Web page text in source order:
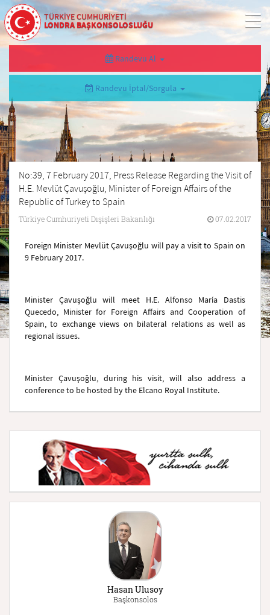
TÜRKİYE CUMHURİYETİ
LONDRA BAŞKONSOLOSLUĞU
Randevu Al
Randevu İptal/Sorgula
No:39, 7 February 2017, Press Release Regarding the Visit of
H.E. Mevlüt Çavuşoğlu, Minister of Foreign Affairs of the
Republic of Turkey to Spain
Türkiye Cumhuriyeti Dışişleri Bakanlığı 07.02.2017
Foreign Minister Mevlüt Çavuşoğlu will pay a visit to Spain on
9 February 2017.
Minister Çavuşoğlu will meet H.E. Alfonso María Dastis
Quecedo, Minister for Foreign Affairs and Cooperation of
Spain, to exchange views on bilateral relations as well as
regional issues.
Minister Çavuşoğlu, during his visit, will also address a
conference to be hosted by the Elcano Royal Institute.
Hasan Ulusoy
Başkonsolos